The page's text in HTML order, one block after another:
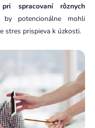
spracovaní rôznych
potencionálne mohli
stres prispieva k úzkosti.